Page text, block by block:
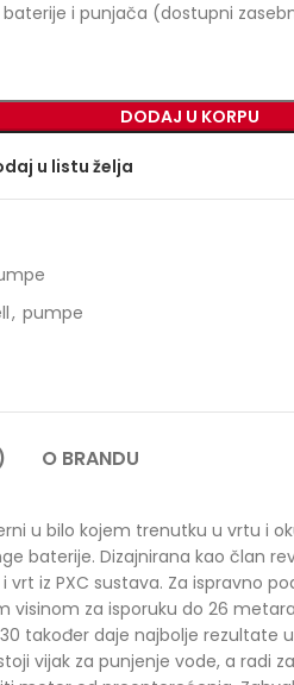
i punjača (dostupni
DODAJ U KORPU
u listu želja
, pumpe
O BRANDU
u bilo kojem trenutku u vrtu i
baterije. Dizajnirana kao član
iz PXC sustava. Za ispravno
za isporuku do 26
također daje najbolje rezultate
vijak za punjenje vode, a radi